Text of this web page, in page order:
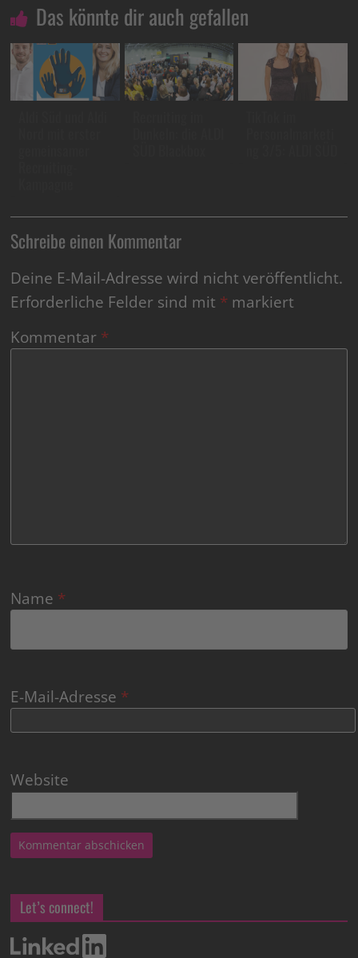
Das könnte dir auch gefallen
Schreibe einen Kommentar
Deine E-Mail-Adresse wird nicht veröffentlicht.
Erforderliche Felder sind mit * markiert
Kommentar *
Name *
E-Mail-Adresse *
Website
Let’s connect!